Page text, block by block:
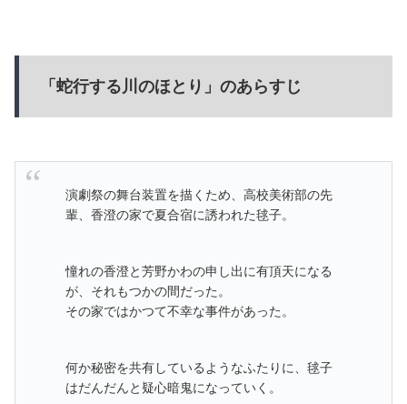
「蛇行する川のほとり」のあらすじ
演劇祭の舞台装置を描くため、高校美術部の先
輩、香澄の家で夏合宿に誘われた毬子。
憧れの香澄と芳野かわの申し出に有頂天になる
が、それもつかの間だった。
その家ではかつて不幸な事件があった。
何か秘密を共有しているようなふたりに、毬子
はだんだんと疑心暗鬼になっていく。